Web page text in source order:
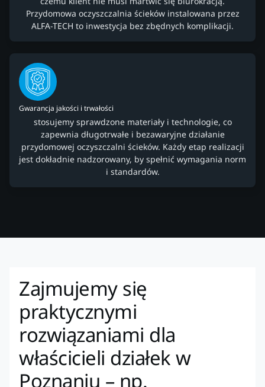
Przydomowa oczyszczalnia ścieków instalowana przez
ALFA-TECH to inwestycja bez zbędnych komplikacji.
Gwarancja jakości i trwałości
stosujemy sprawdzone materiały i technologie, co
zapewnia długotrwałe i bezawaryjne działanie
przydomowej oczyszczalni ścieków. Każdy etap realizacji
jest dokładnie nadzorowany, by spełnić wymagania norm
i standardów.
Zajmujemy się
praktycznymi
rozwiązaniami dla
właścicieli działek w
Poznaniu – np.